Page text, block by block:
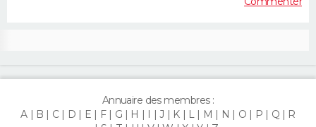
Annuaire des membres :
A
B C D E F G H I J K L M N O P Q
R